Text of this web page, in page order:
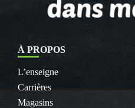
À PROPOS
L’enseigne
Carrières
Magasins